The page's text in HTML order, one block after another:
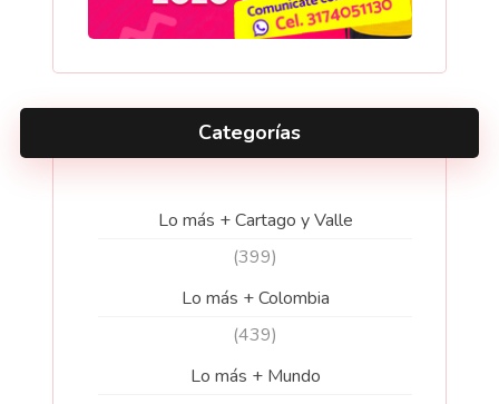
Categorías
Lo más + Cartago y Valle
(399)
Lo más + Colombia
(439)
Lo más + Mundo